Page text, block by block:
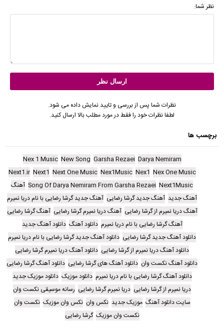
نظر شما:
نظرات شما پس از بررسی و تایید نمایش داده می شود.
لطفا نظرات خود را فقط در مورد مطلب بالا ارسال کنید.
برچسب ها
Darya Nemiram
Garsha Rezaei
New Song
Nex 1 Music
Nex One Music
Nex1
Nex1Music
Next One Music
Next1
Next1.ir
Next1Music
Song Of Darya Nemiram From Garsha Rezaei آهنگ
آهنگ جدید آهنگ جدید گرشا رضایی آهنگ جدید گرشا رضایی با نام دریا نمیرم
آهنگ دریا نمیرم از گرشا رضایی آهنگ دریا نمیرم گرشا رضایی آهنگ گرشا رضایی
آهنگ گرشا رضایی با نام دریا نمیرم دانلود آهنگ دانلود آهنگ جدید
دانلود آهنگ جدید گرشا رضایی دانلود آهنگ جدید گرشا رضایی با نام دریا نمیرم
دانلود آهنگ دریا نمیرم از گرشا رضایی دانلود آهنگ دریا نمیرم گرشا رضایی
دانلود آهنگ نکست وان دانلود آهنگ های گرشا رضایی دانلود آهنگ گرشا رضایی
دانلود آهنگ گرشا رضایی با نام دریا نمیرم دانلود موزیک دانلود موزیک جدید
دریا نمیرم از گرشا رضایی دریا نمیرم گرشا رضایی رسانه موسیقی نکست وان
سایت دانلود آهنگ موزیک جدید نکس وان نکس وان موزیک نکست وان
نکست وان موزیک گرشا رضایی